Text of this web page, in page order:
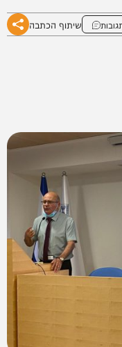
שיתוף הכתבה